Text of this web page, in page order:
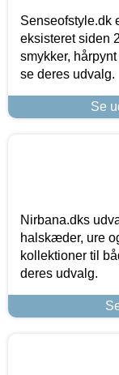
Senseofstyle.dk
eksisteret siden
smykker,
se deres udvalg.
Se
Nirbana.dks
halskæder, ure
kollektioner til
deres udvalg.